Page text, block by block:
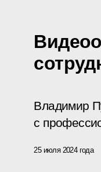
Владимир
с
25 июля 2024 года